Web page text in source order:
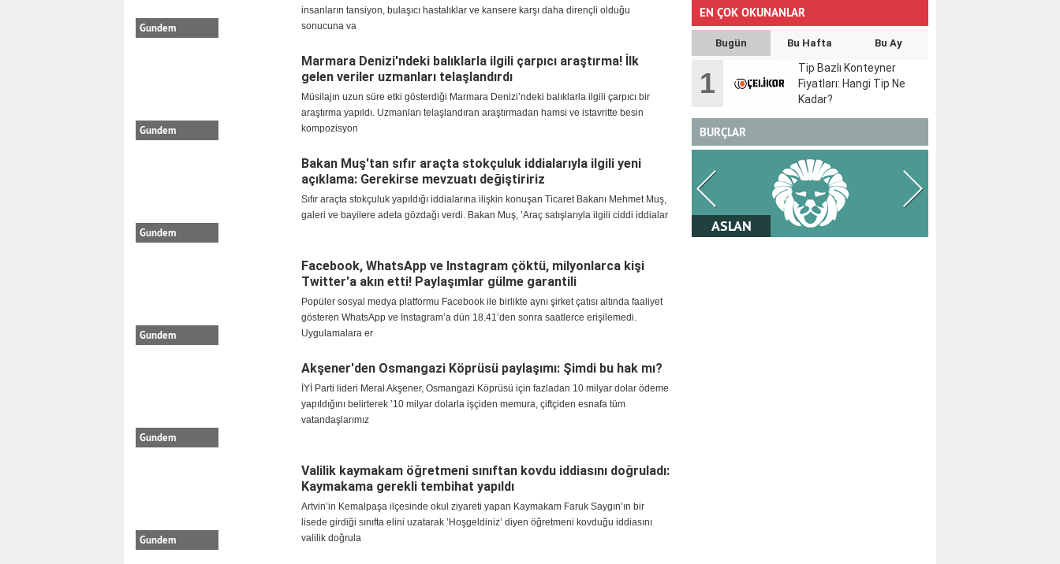
Gundem
insanların tansiyon, bulaşıcı hastalıklar ve kansere karşı daha dirençli olduğu
sonucuna va
Gundem
Marmara Denizi'ndeki balıklarla ilgili çarpıcı araştırma! İlk
gelen veriler uzmanları telaşlandırdı
Müsilajın uzun süre etki gösterdiği Marmara Denizi’ndeki balıklarla ilgili çarpıcı bir
araştırma yapıldı. Uzmanları telaşlandıran araştırmadan hamsi ve istavritte besin
kompozisyon
Gundem
Bakan Muş'tan sıfır araçta stokçuluk iddialarıyla ilgili yeni
açıklama: Gerekirse mevzuatı değiştiririz
Sıfır araçta stokçuluk yapıldığı iddialarına ilişkin konuşan Ticaret Bakanı Mehmet Muş,
galeri ve bayilere adeta gözdağı verdi. Bakan Muş, ’Araç satışlarıyla ilgili ciddi iddialar
Gundem
Facebook, WhatsApp ve Instagram çöktü, milyonlarca kişi
Twitter'a akın etti! Paylaşımlar gülme garantili
Popüler sosyal medya platformu Facebook ile birlikte aynı şirket çatısı altında faaliyet
gösteren WhatsApp ve Instagram’a dün 18.41’den sonra saatlerce erişilemedi.
Uygulamalara er
Gundem
Akşener'den Osmangazi Köprüsü paylaşımı: Şimdi bu hak mı?
İYİ Parti lideri Meral Akşener, Osmangazi Köprüsü için fazladan 10 milyar dolar ödeme
yapıldığını belirterek ’10 milyar dolarla işçiden memura, çiftçiden esnafa tüm
vatandaşlarımız
Gundem
Valilik kaymakam öğretmeni sınıftan kovdu iddiasını doğruladı:
Kaymakama gerekli tembihat yapıldı
Artvin’in Kemalpaşa ilçesinde okul ziyareti yapan Kaymakam Faruk Saygın’ın bir
lisede girdiği sınıfta elini uzatarak ’Hoşgeldiniz’ diyen öğretmeni kovduğu iddiasını
valilik doğrula
EN ÇOK OKUNANLAR
Bugün Bu Hafta Bu Ay
1
Tip Bazlı Konteyner
Fiyatları: Hangi Tip Ne
Kadar?
BURÇLAR
ASLAN BAŞAK